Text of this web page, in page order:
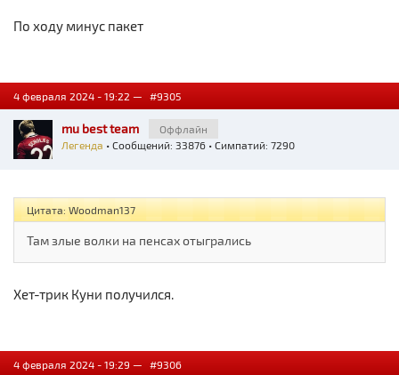
По ходу минус пакет
4 февраля 2024 - 19:22 — #9305
mu best team
Оффлайн
Легенда • Сообщений: 33876 • Симпатий: 7290
Цитата: Woodman137
Там злые волки на пенсах отыгрались
Хет-трик Куни получился.
4 февраля 2024 - 19:29 — #9306